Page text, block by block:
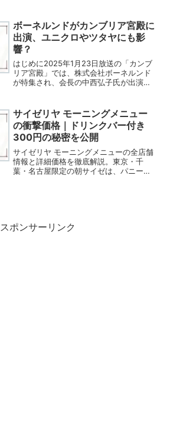
ボーネルンドがカンブリア宮殿に
出演、ユニクロやツタヤにも影
響？
はじめに2025年1月23日放送の「カンブ
リア宮殿」では、株式会社ボーネルンド
が特集され、会長の中西弘子氏が出演し
ーネルンドの取り組みや新戦略が紹介さ
れ、視聴者に深い感...
サイゼリヤ モーニングメニュー
の衝撃価格｜ドリンクバー付き
300円の秘密を公開
サイゼリヤ モーニングメニューの全店舗
情報と詳細価格を徹底解説。東京・千
葉・名古屋限定の朝サイゼは、パニーニ
スポンサーリンク